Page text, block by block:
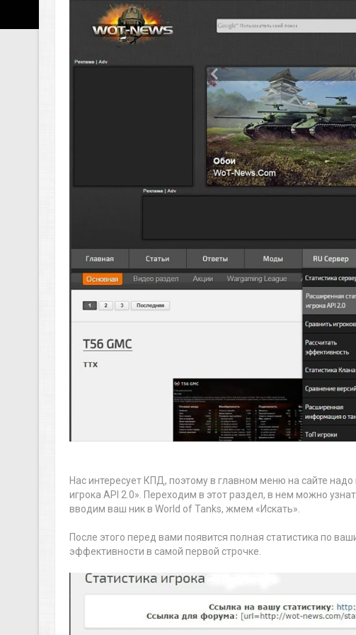
Нас интересует КПД, поэтому в главном меню на сайте
игрока API 2.0». Переходим в этот раздел, в нем можно
вводим ваш ник в World of Tanks, жмем «Искать».
После этого перед вами появится полная статистика по
эффективности в самой первой строчке.